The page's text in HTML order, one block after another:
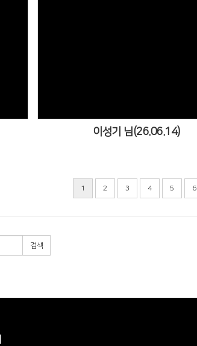
이성기 님(26.06.14)
1 2 3 4 5 6
검색